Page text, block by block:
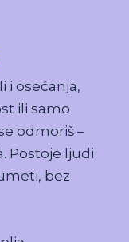
i osećanja,
ili samo
odmoriš –
Postoje ljudi
bez